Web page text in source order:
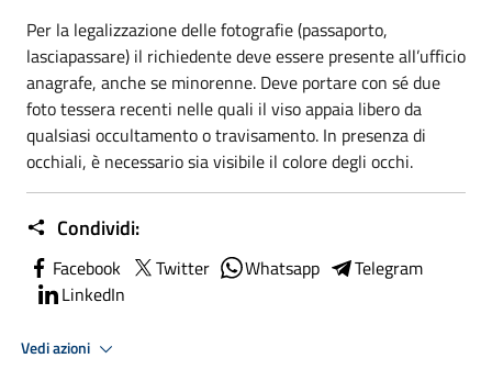
Per la legalizzazione delle fotografie (passaporto,
lasciapassare) il richiedente deve essere presente all’ufficio
anagrafe, anche se minorenne. Deve portare con sé due
foto tessera recenti nelle quali il viso appaia libero da
qualsiasi occultamento o travisamento. In presenza di
occhiali, è necessario sia visibile il colore degli occhi.
Condividi:
Facebook Twitter Whatsapp
Telegram
LinkedIn
Vedi azioni